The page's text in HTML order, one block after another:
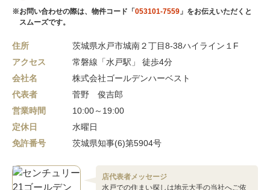
※お問い合わせの際は、物件コード「 053101-7559 」をお伝えいただくと
スムーズです。
住所
茨城県水戸市城南２丁目8-38ハイライン１F
アクセス
常磐線「水戸駅」 徒歩4分
会社名
株式会社ゴールデンハーベスト
代表者
菅野 俊吉郎
営業時間
10:00～19:00
定休日
水曜日
免許番号
茨城県知事(6)第5904号
店代表者メッセージ
水戸での住まい探しは地元大手の当社へご依